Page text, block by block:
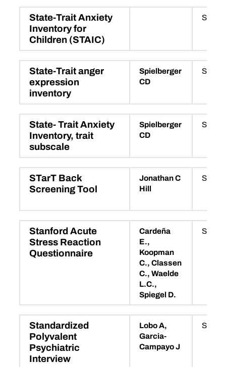
State-Trait Anxiety
Inventory for
Children (STAIC)
STAIC
State-Trait anger
expression
inventory
Spielberger
CD
STAXI
State- Trait Anxiety
Inventory, trait
subscale
Spielberger
CD
STAI-T
STarT Back
Screening Tool
Jonathan C
Hill
SBST
Stanford Acute
Stress Reaction
Questionnaire
Cardeña
E.,
Koopman
C., Classen
C., Waelde
L.C.,
Spiegel D.
Standardized
Polyvalent
Psychiatric
Interview
Lobo A,
Garcia-
Campayo J
SPPI